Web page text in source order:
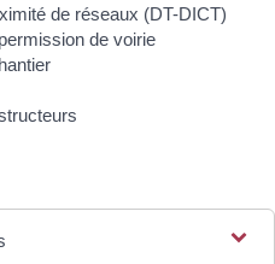
de réseaux (DT-DICT)
de voirie